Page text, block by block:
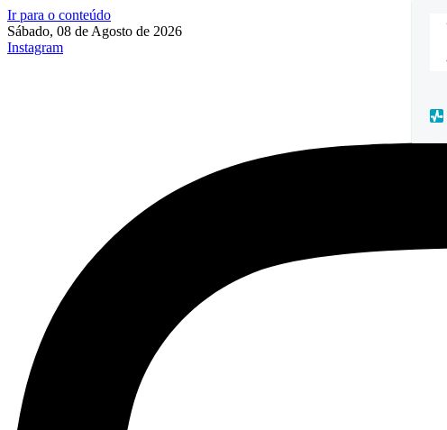
Ir para o conteúdo
Sábado, 08 de Agosto de 2026
Instagram